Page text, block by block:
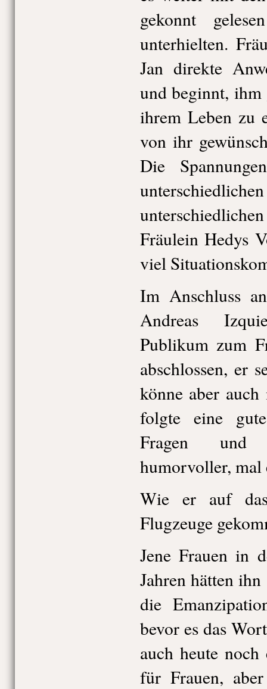
gekonnt
unterhielten.
Jan direkte
und beginnt, ihm
ihrem Leben zu
von ihr
Die
Fräulein Hedys
viel
Im Anschluss
Andreas
Publikum zum
abschlossen, er
könne aber
folgte eine
Fragen und
humorvoller,
Wie er auf
Flugzeuge
Jene Frauen in
Jahren hätten
die
bevor es das
auch heute noch
für Frauen,